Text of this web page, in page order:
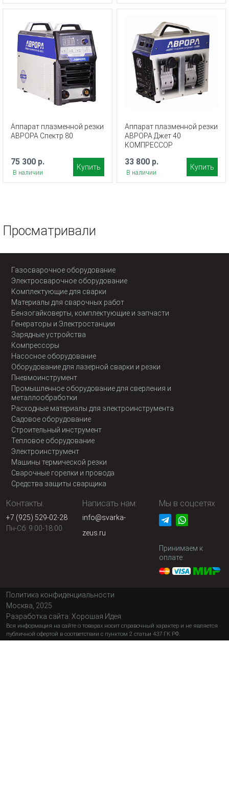
Аппарат плазменной резки
АВРОРА Спектр 80
75 300 р.
В наличии
Купить
Аппарат плазменной резки
АВРОРА Джет 40
КОМПРЕССОР
33 800 р.
В наличии
Купить
Просматривали
Газосварочное оборудование
Электросварочное оборудование
Комплектующие для сварки
Материалы для сварочных работ
Бензогайковерты, комплектующие и запчасти
Генераторы и Электростанции
Зарядные устройства
Компрессоры
Насосное оборудование
Оборудование для лазерной сварки и резки
Пневмоинструмент
Промышленное оборудование для сверления и
металлообработки
Расходные материалы для электроинструмента
Садовое оборудование
Строительный инструмент
Тепловое оборудование
Электроинструмент
Машины термической резки
Сварочные горелки и провода
Средства защиты сварщика
Контакты:
+7 (925) 529-02-28
Пн-Сб: 9:00-18:00
Написать нам:
info@svarka-
zeus.ru
Мы в соцсетях
Принимаем к
оплате:
Политика конфиденциальности
Москва, 2025
Разработка сайта: Хорошая Идея
Вся информация на сайте о товарах носит справочный характер и не является
публичной офертой в соответствии с пунктом 2 статьи 437 ГК РФ.